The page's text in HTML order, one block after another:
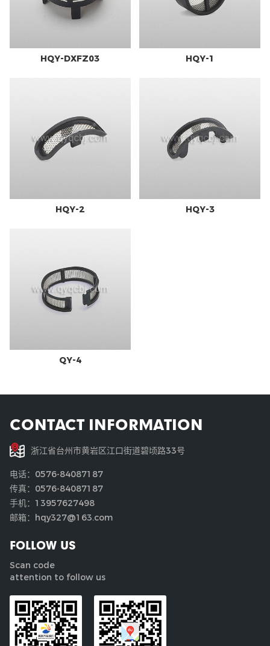
HQY-DXFZ03 HQY-1
HQY-2 HQY-3
QY-4
CONTACT INFORMATION
浙江省台州市黄岩区江口街道碧顷路33号
电话：0576-84087187
传真：0576-84087187
手机：13957627498
邮箱：hqy327@163.com
FOLLOW US
Scan code
attention to follow us